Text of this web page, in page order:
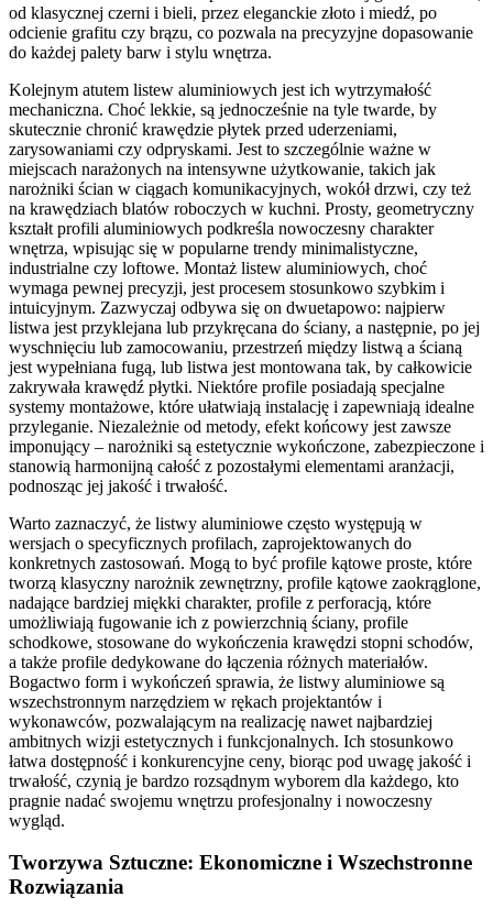
od klasycznej czerni i bieli, przez eleganckie złoto i miedź, po
odcienie grafitu czy brązu, co pozwala na precyzyjne dopasowanie
do każdej palety barw i stylu wnętrza.
Kolejnym atutem listew aluminiowych jest ich wytrzymałość
mechaniczna. Choć lekkie, są jednocześnie na tyle twarde, by
skutecznie chronić krawędzie płytek przed uderzeniami,
zarysowaniami czy odpryskami. Jest to szczególnie ważne w
miejscach narażonych na intensywne użytkowanie, takich jak
narożniki ścian w ciągach komunikacyjnych, wokół drzwi, czy też
na krawędziach blatów roboczych w kuchni. Prosty, geometryczny
kształt profili aluminiowych podkreśla nowoczesny charakter
wnętrza, wpisując się w popularne trendy minimalistyczne,
industrialne czy loftowe. Montaż listew aluminiowych, choć
wymaga pewnej precyzji, jest procesem stosunkowo szybkim i
intuicyjnym. Zazwyczaj odbywa się on dwuetapowo: najpierw
listwa jest przyklejana lub przykręcana do ściany, a następnie, po jej
wyschnięciu lub zamocowaniu, przestrzeń między listwą a ścianą
jest wypełniana fugą, lub listwa jest montowana tak, by całkowicie
zakrywała krawędź płytki. Niektóre profile posiadają specjalne
systemy montażowe, które ułatwiają instalację i zapewniają idealne
przyleganie. Niezależnie od metody, efekt końcowy jest zawsze
imponujący – narożniki są estetycznie wykończone, zabezpieczone i
stanowią harmonijną całość z pozostałymi elementami aranżacji,
podnosząc jej jakość i trwałość.
Warto zaznaczyć, że listwy aluminiowe często występują w
wersjach o specyficznych profilach, zaprojektowanych do
konkretnych zastosowań. Mogą to być profile kątowe proste, które
tworzą klasyczny narożnik zewnętrzny, profile kątowe zaokrąglone,
nadające bardziej miękki charakter, profile z perforacją, które
umożliwiają fugowanie ich z powierzchnią ściany, profile
schodkowe, stosowane do wykończenia krawędzi stopni schodów,
a także profile dedykowane do łączenia różnych materiałów.
Bogactwo form i wykończeń sprawia, że listwy aluminiowe są
wszechstronnym narzędziem w rękach projektantów i
wykonawców, pozwalającym na realizację nawet najbardziej
ambitnych wizji estetycznych i funkcjonalnych. Ich stosunkowo
łatwa dostępność i konkurencyjne ceny, biorąc pod uwagę jakość i
trwałość, czynią je bardzo rozsądnym wyborem dla każdego, kto
pragnie nadać swojemu wnętrzu profesjonalny i nowoczesny
wygląd.
Tworzywa Sztuczne: Ekonomiczne i Wszechstronne
Rozwiązania